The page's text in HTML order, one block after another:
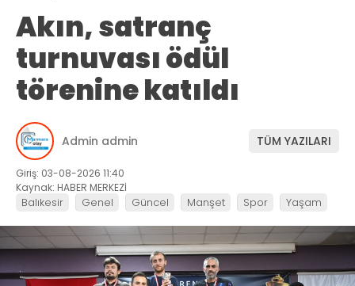
Akın, satranç
turnuvası ödül
törenine katıldı
Admin admin TÜM YAZILARI
Giriş: 03-08-2026 11:40
Kaynak: HABER MERKEZİ
Balıkesir Genel Güncel Manşet Spor Yaşam